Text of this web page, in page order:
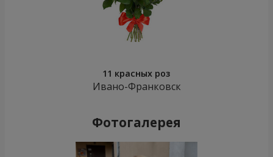
11 красных роз
Ивано-Франковск
Фотогалерея